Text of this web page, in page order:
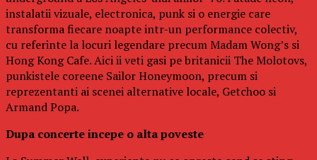
instalatii vizuale, electronica, punk si o energie care
transforma fiecare noapte intr-un performance colectiv,
cu referinte la locuri legendare precum Madam Wong’s si
Hong Kong Cafe. Aici ii veti gasi pe britanicii The Molotovs,
punkistele coreene Sailor Honeymoon, precum si
reprezentanti ai scenei alternative locale, Getchoo si
Armand Popa.
Dupa concerte incepe o alta poveste